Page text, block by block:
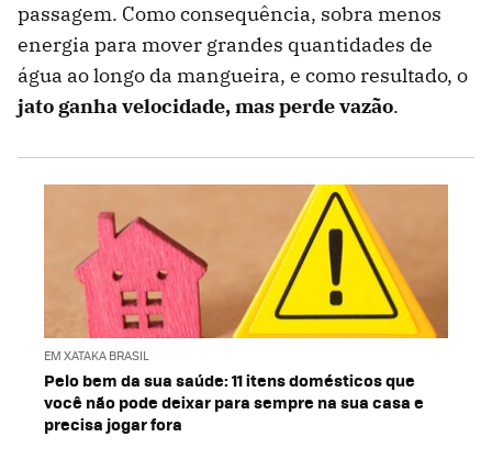
passagem. Como consequência, sobra menos
energia para mover grandes quantidades de
água ao longo da mangueira, e como resultado, o
jato ganha velocidade, mas perde vazão.
EM XATAKA BRASIL
Pelo bem da sua saúde: 11 itens domésticos que
você não pode deixar para sempre na sua casa e
precisa jogar fora